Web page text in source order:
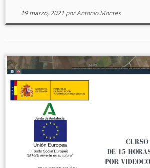
19 marzo, 2021 porAntonio Montes